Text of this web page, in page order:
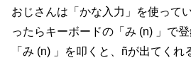
おじさんは「かな入力」を使って
ったらキーボードの「み (n) 」で登
「み (n) 」を叩くと、ñが出てくれ